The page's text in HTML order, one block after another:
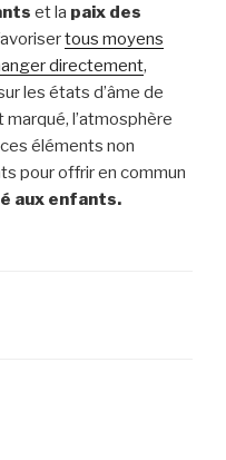
et la paix des
tous moyens
directement,
les états d’âme de
l’atmosphère
éléments non
pour offrir en commun
aux enfants.